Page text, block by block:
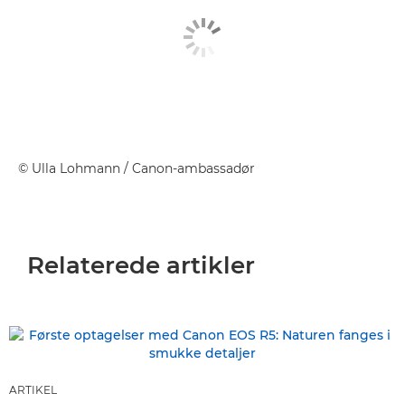
© Ulla Lohmann / Canon-ambassadør
Relaterede artikler
ARTIKEL